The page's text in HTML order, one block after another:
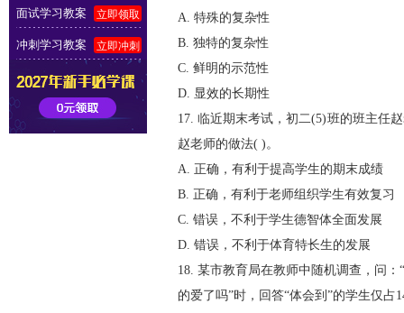
A. 特殊的复杂性
B. 独特的复杂性
C. 鲜明的示范性
D. 显效的长期性
17. 临近期末考试，初二(5)班的班主任
赵老师的做法( )。
A. 正确，有利于提高学生的期末成绩
B. 正确，有利于老师组织学生有效复习
C. 错误，不利于学生德智体全面发展
D. 错误，不利于体育特长生的发展
18. 某市教育局在教师中随机调查，问
的爱了吗”时，回答“体会到”的学生仅占
面试学习教案 立即领取
冲刺学习教案 立即冲刺